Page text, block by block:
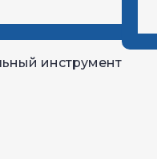
инструмент